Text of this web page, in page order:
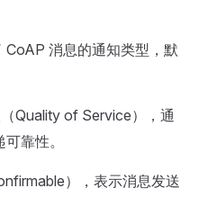
CoAP 消息的通知类型，默
（Quality of Service），通
靠性。
），表示消息发送